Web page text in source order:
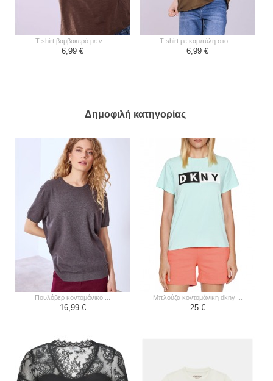
t-shirt βαμβακερό με v ...
6,99 €
t-shirt με καμπύλη στο ...
6,99 €
Δημοφιλή κατηγορίας
πουλόβερ κοντομάνικο ...
16,99 €
μπλούζα κοντομάνικη dkny ...
25 €